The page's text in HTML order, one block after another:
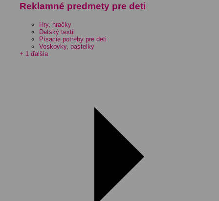
Reklamné predmety pre deti
Hry, hračky
Detský textil
Písacie potreby pre deti
Voskovky, pastelky
+ 1 ďalšia